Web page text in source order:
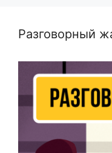
Разговорный